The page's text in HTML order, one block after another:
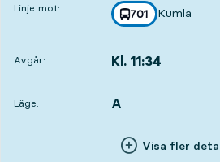
Linje mot: linje
701
mot
Kumla
,
Avgår: Kl. 11:34
Läge:
LÄGE, A
,
Visa fler